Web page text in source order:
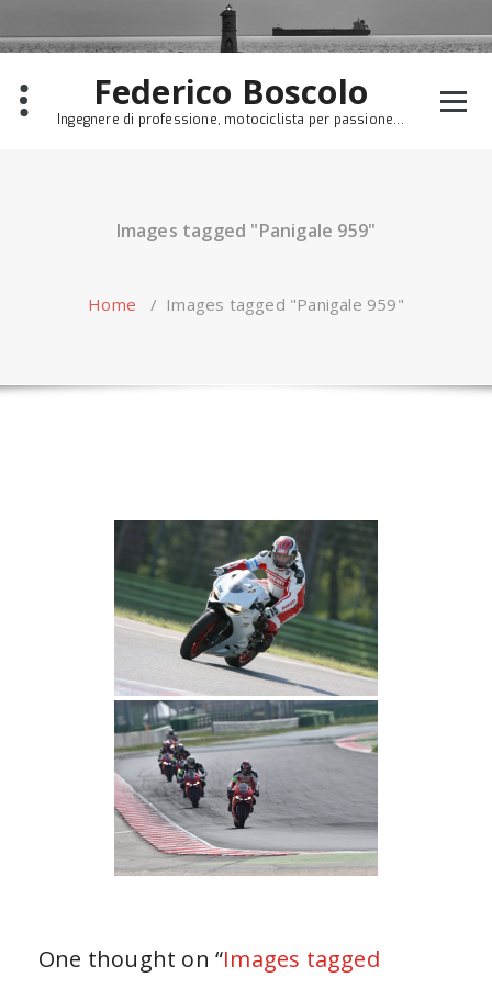
to
content
Federico Boscolo
Ingegnere di professione, motociclista per passione...
Images tagged "Panigale 959"
Home / Images tagged "Panigale 959"
One thought on “Images tagged